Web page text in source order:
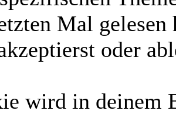
Mal gelesen
oder
wird in deinem